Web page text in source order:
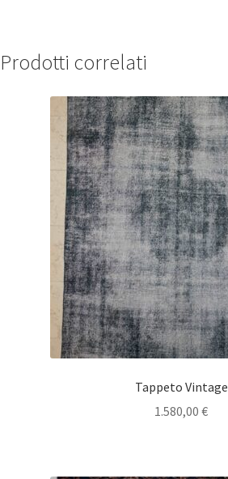
Prodotti correlati
Tappeto Vintage
1.580,00 €